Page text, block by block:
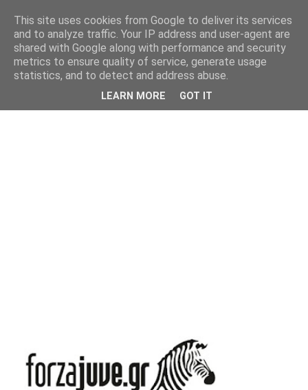
This site uses cookies from Google to deliver its services
and to analyze traffic. Your IP address and user-agent are
shared with Google along with performance and security
metrics to ensure quality of service, generate usage
statistics, and to detect and address abuse.
LEARN MORE GOT IT